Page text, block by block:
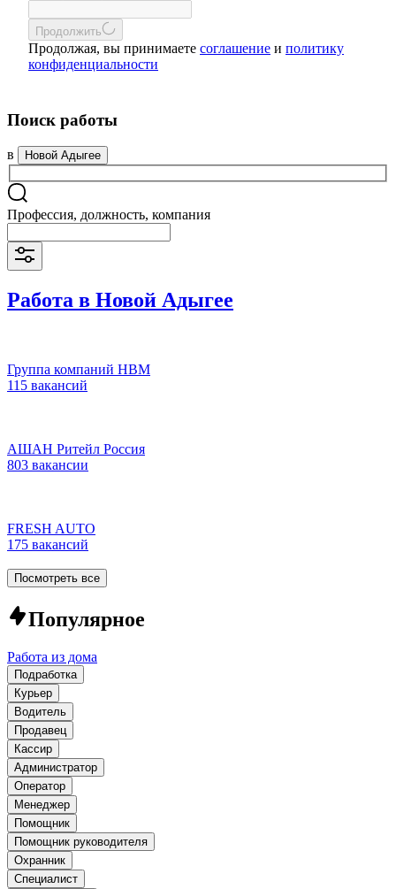
Продолжить
Продолжая, вы принимаете соглашение и политику
конфиденциальности
Поиск работы
в Новой Адыгее
Профессия, должность, компания
Работа в Новой Адыгее
Группа компаний НВМ
115 вакансий
АШАН Ритейл Россия
803 вакансии
FRESH AUTO
175 вакансий
Посмотреть все
Популярное
Работа из дома
Подработка
Курьер
Водитель
Продавец
Кассир
Администратор
Оператор
Менеджер
Помощник
Помощник руководителя
Охранник
Специалист